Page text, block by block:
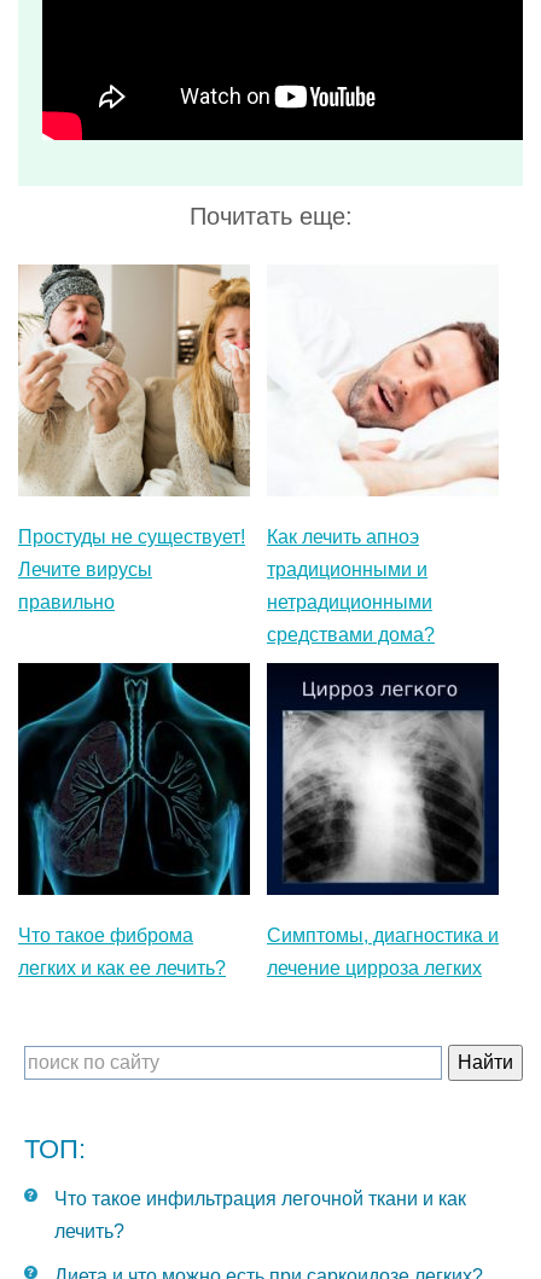
Простуды не существует!
Лечите вирусы
правильно
Как лечить апноэ
традиционными и
нетрадиционными
средствами дома?
Что такое фиброма
легких и как ее лечить?
Симптомы, диагностика и
лечение цирроза легких
ТОП:
Что такое инфильтрация легочной ткани и как
лечить?